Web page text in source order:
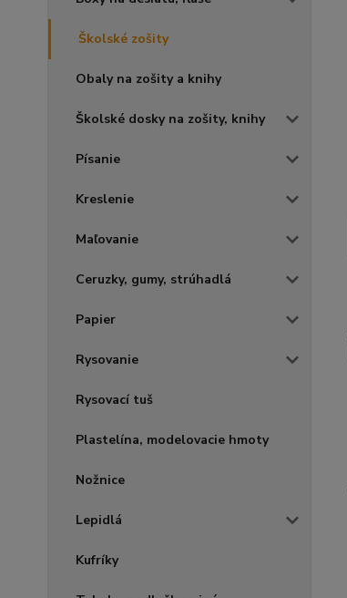
Školské zošity
Obaly na zošity a knihy
Školské dosky na zošity, knihy
Písanie
Kreslenie
Maľovanie
Ceruzky, gumy, strúhadlá
Papier
Rysovanie
Rysovací tuš
Plastelína, modelovacie hmoty
Nožnice
Lepidlá
Kufríky